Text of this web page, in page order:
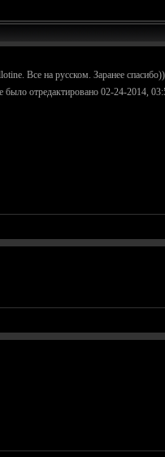
Все на русском. Заранее
было отредактировано 02-24-2014,